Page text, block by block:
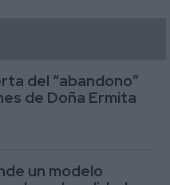
del “abandono”
de Doña Ermita
un modelo